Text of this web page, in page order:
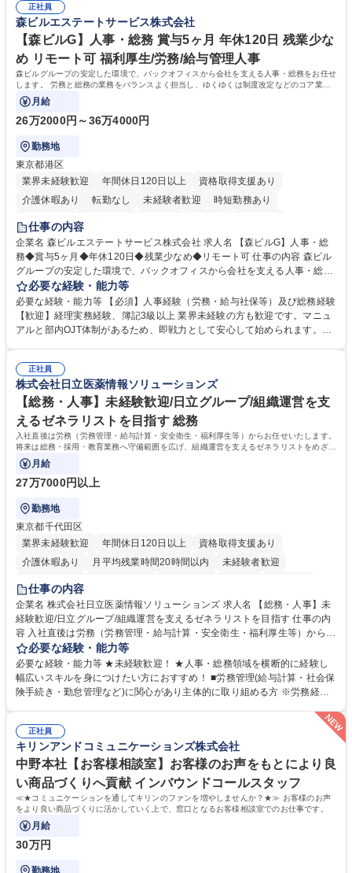
正社員
森ビルエステートサービス株式会社
【森ビルG】人事・総務 賞与5ヶ月 年休120日 残業少な
め リモート可 福利厚生/労務/給与管理人事
森ビルグループの安定した環境で、バックオフィスから会社を支える人事・総務をお任せ
します。 労務と総務の業務をバランスよく担当し、ゆくゆくは制度改定などのコア業務
にも挑戦できる、やりがいある環境です。
月給
26万2000円～36万4000円
勤務地
東京都港区
業界未経験歓迎
年間休日120日以上
資格取得支援あり
介護休暇あり
転勤なし 未経験者歓迎
時短勤務あり
経験者歓迎
完全週休2日制
交通費支給 長期歓迎 駅近5分以内 土日祝休み
仕事の内容
企業名 森ビルエステートサービス株式会社 求人名 【森ビルG】人事・総
務◆賞与5ヶ月◆年休120日◆残業少なめ◆リモート可 仕事の内容 森ビル
グループの安定した環境で、バックオフィスから会社を支える人事・総務
をお任せします。 労務と総務の業務をバランスよく担当し、ゆくゆくは制
度改定などのコア業務にも挑戦できる、やりがいある環境です。 ■勤怠管
理、給与計算、社会保険手続き、年末調整等の労務管理全般 ■入退社手続
き、社内規定の改定や人事制度改定などのコア業務 ■社内イベントの企画
でも質問・相談できる環境が整っているため、安心して成長できます。 募
集職種 【森ビルG】人事・総務◆賞与5ヶ月◆年休120日◆残業少なめ◆
リモート可
必要な経験・能力等
必要な経験・能力等 【必須】人事経験（労務・給与社保等）及び総務経験
【歓迎】経理実務経験、簿記3級以上 業界未経験の方も歓迎です。マニュ
アルと部内OJT体制があるため、即戦力として安心して始められます。
務に挑戦できるため、自身の成長と組織への貢献度をダイレクトに実感で
きます。 残業少なめ、週1日リモート可など、ワークライフバランスを保
ち長期活躍できる環境です。 「これまでの幅広い経験を活かし、長期的な
キャリアを築きたい」という前向きな意欲と挑戦を全力で応援します。 学
歴・資格 学歴：大学院 大学 高専 短大 専修学校 高校 語学力： 資格：日商
簿記検定1級 日商簿記検定2級 日商簿記検定3級
正社員
株式会社日立医薬情報ソリューションズ
【総務・人事】未経験歓迎/日立グループ/組織運営を支
えるゼネラリストを目指す 総務
入社直後は労務（労務管理・給与計算・安全衛生・福利厚生等）からお任せいたします。
将来は総務・採用・教育業務へ守備範囲を広げ、組織運営を支えるゼネラリストをめざせ
ます。
月給
27万7000円以上
勤務地
東京都千代田区
業界未経験歓迎
年間休日120日以上
資格取得支援あり
介護休暇あり
月平均残業時間20時間以内
未経験者歓迎
住宅手当あり
育休あり
完全週休2日制 交通費支給 土日祝休み 寮・社宅あり
仕事の内容
企業名 株式会社日立医薬情報ソリューションズ 求人名 【総務・人事】未
経験歓迎/日立グループ/組織運営を支えるゼネラリストを目指す 仕事の内
容 入社直後は労務（労務管理・給与計算・安全衛生・福利厚生等）からお
任せいたします。将来は総務・採用・教育業務へ守備範囲を広げ、組織運
営を支えるゼネラリストをめざせます。 ・初期業務：労働時間管理、給与
計算、社会保険対応、福利厚生管理、安全衛生、健康経営推進等をお任せ
します。ご経験に応じて、休職者管理など、幅広く経験を積んでいただき
★メンバーがマンツーマンで丁寧に教えるため、ご経験が浅くても安心！
幅広く経験を積みたい意欲がある方に最適な環境です。 募集職種 【総
務・人事】未経験歓迎/日立グループ/組織運営を支えるゼネラリストを目
指す
必要な経験・能力等
必要な経験・能力等 ★未経験歓迎！ ★人事・総務領域を横断的に経験し
幅広いスキルを身につけたい方におすすめ！ ■労務管理(給与計算・社会保
険手続き・勤怠管理など)に関心があり主体的に取り組める方 ※労務経験
マネジメント職として活躍したい 【尚可】■人事、労務、採用、教育業務
のご経験 ■労務管理（給与計算・社会保険手続き・勤怠管理など）の経験
■衛生管理者の資格をお持ちの方 学歴・資格 学歴：大学院 大学 高専 短大
専修学校 高校 語学力： 資格：
正社員
キリンアンドコミュニケーションズ株式会社
中野本社【お客様相談室】お客様のお声をもとにより良
い商品づくりへ貢献 インバウンドコールスタッフ
≪★コミュニケーションを通してキリンのファンを増やしませんか？★≫ お客様のお声
をより良い商品づくりに活かしていく上で、窓口となるお客様相談室でのお仕事です。
月給
30万円
勤務地